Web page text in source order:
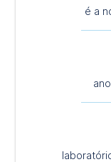
é a